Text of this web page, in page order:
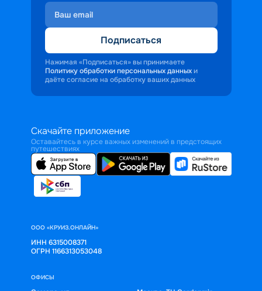
Подписаться
Нажимая «Подписаться» вы принимаете
Политику обработки персональных данных и
даёте согласие на обработку ваших данных
Скачайте приложение
Оставайтесь в курсе важных изменений в предстоящих
путешествиях
ООО «КРУИЗ.ОНЛАЙН»
ИНН 6315008371
ОГРН 1166313053048
ОФИСЫ